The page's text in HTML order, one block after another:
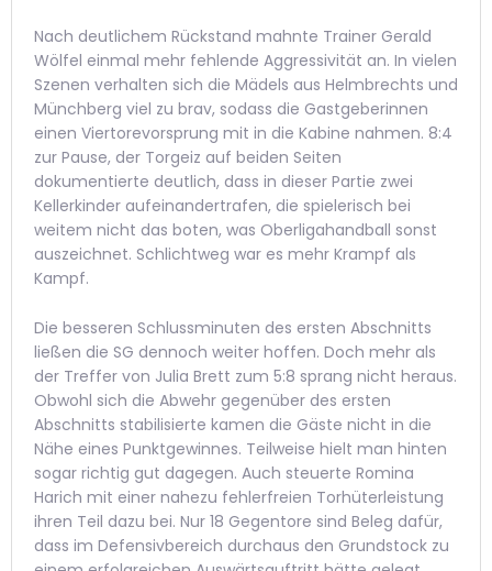
Nach deutlichem Rückstand mahnte Trainer Gerald
Wölfel einmal mehr fehlende Aggressivität an. In vielen
Szenen verhalten sich die Mädels aus Helmbrechts und
Münchberg viel zu brav, sodass die Gastgeberinnen
einen Viertorevorsprung mit in die Kabine nahmen. 8:4
zur Pause, der Torgeiz auf beiden Seiten
dokumentierte deutlich, dass in dieser Partie zwei
Kellerkinder aufeinandertrafen, die spielerisch bei
weitem nicht das boten, was Oberligahandball sonst
auszeichnet. Schlichtweg war es mehr Krampf als
Kampf.
Die besseren Schlussminuten des ersten Abschnitts
ließen die SG dennoch weiter hoffen. Doch mehr als
der Treffer von Julia Brett zum 5:8 sprang nicht heraus.
Obwohl sich die Abwehr gegenüber des ersten
Abschnitts stabilisierte kamen die Gäste nicht in die
Nähe eines Punktgewinnes. Teilweise hielt man hinten
sogar richtig gut dagegen. Auch steuerte Romina
Harich mit einer nahezu fehlerfreien Torhüterleistung
ihren Teil dazu bei. Nur 18 Gegentore sind Beleg dafür,
dass im Defensivbereich durchaus den Grundstock zu